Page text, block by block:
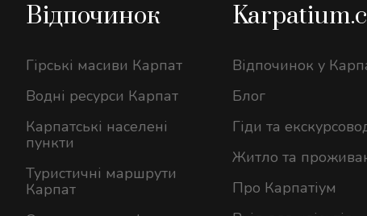
Відпочинок
Гірські масиви Карпат
Водні ресурси Карпат
Карпатські населені
пункти
Туристичні маршрути
Карпат
Відпочинок у
Блог
Гіди та
Житло та
Про Карпатіум